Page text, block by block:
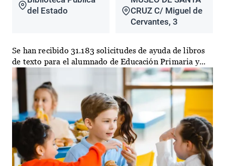
del Estado
CRUZ C/ Miguel de
Cervantes, 3
Se han recibido 31.183 solicitudes de ayuda de libros
de texto para el alumnado de Educación Primaria y...